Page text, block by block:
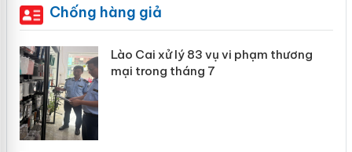
Chống hàng giả
Lào Cai xử lý 83 vụ vi phạm thương
mại trong tháng 7